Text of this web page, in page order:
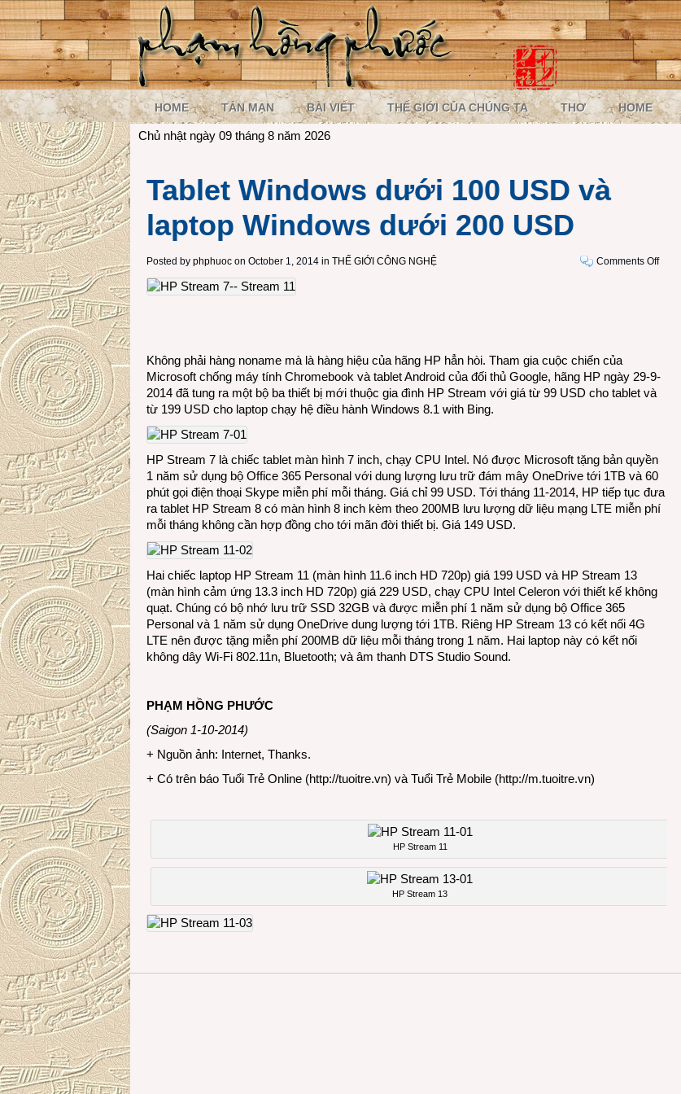
HOME TẢN MẠN BÀI VIẾT THẾ GIỚI CỦA CHÚNG TA THƠ HOME
Chủ nhật ngày 09 tháng 8 năm 2026
Tablet Windows dưới 100 USD và
laptop Windows dưới 200 USD
Posted by phphuoc on October 1, 2014 in THẾ GIỚI CÔNG NGHỆ Comments Offon
laptop
Không phải hàng noname mà là hàng hiệu của hãng HP hẳn hòi. Tham gia cuộc chiến của
Microsoft chống máy tính Chromebook và tablet Android của đối thủ Google, hãng HP ngày 29-9-
2014 đã tung ra một bộ ba thiết bị mới thuộc gia đình HP Stream với giá từ 99 USD cho tablet và
từ 199 USD cho laptop chạy hệ điều hành Windows 8.1 with Bing.
HP Stream 7 là chiếc tablet màn hình 7 inch, chạy CPU Intel. Nó được Microsoft tặng bản quyền
1 năm sử dụng bộ Office 365 Personal với dung lượng lưu trữ đám mây OneDrive tới 1TB và 60
phút gọi điện thoại Skype miễn phí mỗi tháng. Giá chỉ 99 USD. Tới tháng 11-2014, HP tiếp tục đưa
ra tablet HP Stream 8 có màn hình 8 inch kèm theo 200MB lưu lượng dữ liệu mạng LTE miễn phí
mỗi tháng không cần hợp đồng cho tới mãn đời thiết bị. Giá 149 USD.
Hai chiếc laptop HP Stream 11 (màn hình 11.6 inch HD 720p) giá 199 USD và HP Stream 13
(màn hình cảm ứng 13.3 inch HD 720p) giá 229 USD, chạy CPU Intel Celeron với thiết kế không
quạt. Chúng có bộ nhớ lưu trữ SSD 32GB và được miễn phí 1 năm sử dụng bộ Office 365
Personal và 1 năm sử dụng OneDrive dung lượng tới 1TB. Riêng HP Stream 13 có kết nối 4G
LTE nên được tặng miễn phí 200MB dữ liệu mỗi tháng trong 1 năm. Hai laptop này có kết nối
không dây Wi-Fi 802.11n, Bluetooth; và âm thanh DTS Studio Sound.
PHẠM HỒNG PHƯỚC
(Saigon 1-10-2014)
+ Nguồn ảnh: Internet, Thanks.
+ Có trên báo Tuổi Trẻ Online (http://tuoitre.vn) và Tuổi Trẻ Mobile (http://m.tuoitre.vn)
HP Stream 11
HP Stream 13